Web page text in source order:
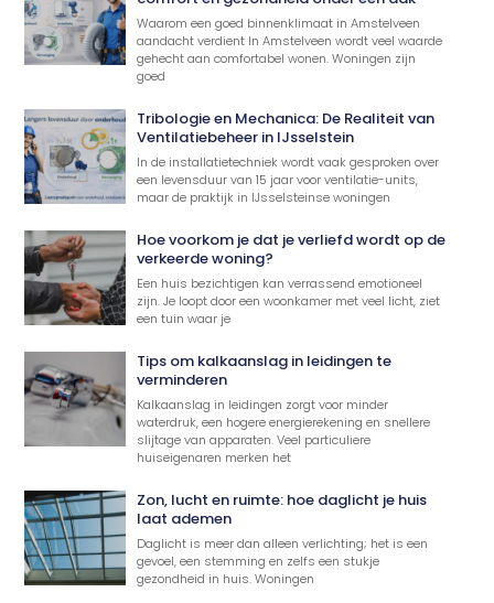
Waarom een goed binnenklimaat in Amstelveen
aandacht verdient In Amstelveen wordt veel waarde
gehecht aan comfortabel wonen. Woningen zijn
goed
Tribologie en Mechanica: De Realiteit van
Ventilatiebeheer in IJsselstein
In de installatietechniek wordt vaak gesproken over
een levensduur van 15 jaar voor ventilatie-units,
maar de praktijk in IJsselsteinse woningen
Hoe voorkom je dat je verliefd wordt op de
verkeerde woning?
Een huis bezichtigen kan verrassend emotioneel
zijn. Je loopt door een woonkamer met veel licht, ziet
een tuin waar je
Tips om kalkaanslag in leidingen te
verminderen
Kalkaanslag in leidingen zorgt voor minder
waterdruk, een hogere energierekening en snellere
slijtage van apparaten. Veel particuliere
huiseigenaren merken het
Zon, lucht en ruimte: hoe daglicht je huis
laat ademen
Daglicht is meer dan alleen verlichting; het is een
gevoel, een stemming en zelfs een stukje
gezondheid in huis. Woningen